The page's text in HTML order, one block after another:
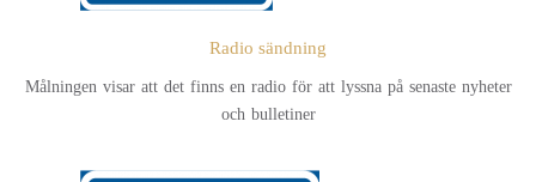
Radio sändning
Målningen visar att det finns en radio för att lyssna på senaste nyheter
och bulletiner